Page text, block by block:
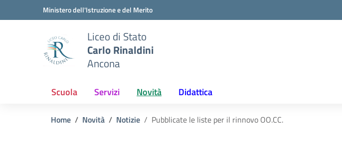
Vai ai contenuti
Vai al menu di navigazioneMinistero dell'Istruzione e del Merito
Liceo di Stato
Carlo Rinaldini
Ancona
Scuola Servizi Novità Didattica
Home Novità Notizie Pubblicate le liste per il rinnovo OO.CC.